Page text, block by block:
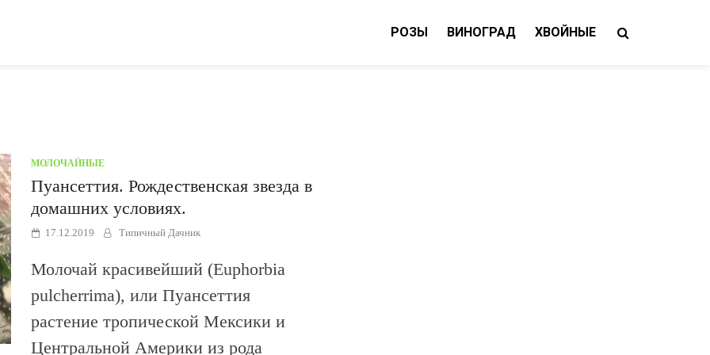
РОЗЫ ВИНОГРАД ХВОЙНЫЕ
МОЛОЧАЙНЫЕ
Пуансеттия. Рождественская звезда в
домашних условиях.
17.12.2019 Типичный Дачник
Молочай красивейший (Euphorbia
pulcherrima), или Пуансеттия
растение тропической Мексики и
Центральной Америки из рода